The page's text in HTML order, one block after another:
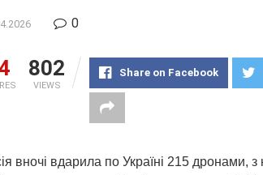
0
802
VIEWS
Share on Facebook
вночі вдарила по Україні 215 дронами,